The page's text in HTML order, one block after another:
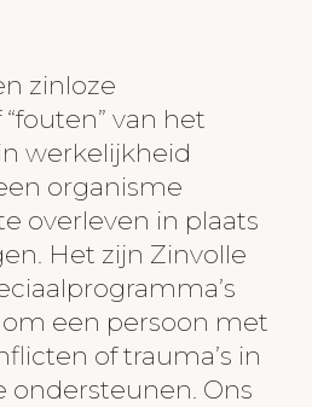
zinloze
van het
werkelijkheid
organisme
overleven in plaats
Het zijn Zinvolle
een persoon met
of trauma’s in
ondersteunen. Ons